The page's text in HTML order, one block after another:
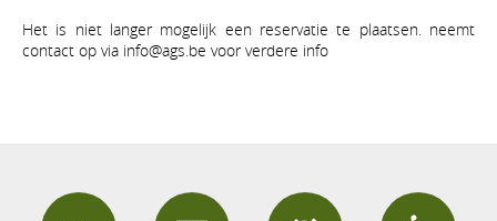
Het is niet langer mogelijk een reservatie te plaatsen. neemt
contact op via info@ags.be voor verdere info